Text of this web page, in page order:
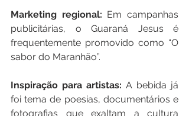
Marketing regional: Em campanhas
publicitárias, o Guaraná Jesus é
frequentemente promovido como “O
sabor do Maranhão”.
Inspiração para artistas: A bebida já
foi tema de poesias, documentários e
fotografias que exaltam a cultura